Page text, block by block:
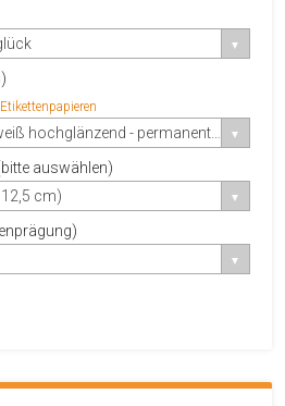
auswählen)
cm)